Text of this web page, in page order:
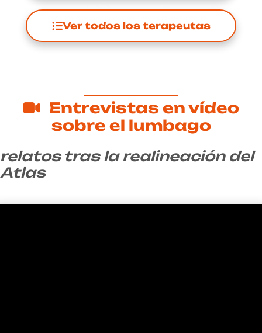
Ver todos los terapeutas
Entrevistas en vídeo
sobre el lumbago
relatos tras la realineación del
Atlas